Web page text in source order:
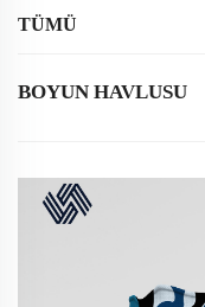
TÜMÜ
BOYUN HAVLUSU